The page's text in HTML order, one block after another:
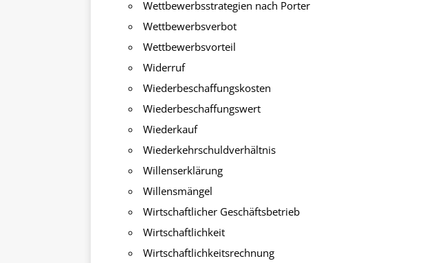
Wettbewerbsstrategien nach Porter
Wettbewerbsverbot
Wettbewerbsvorteil
Widerruf
Wiederbeschaffungskosten
Wiederbeschaffungswert
Wiederkauf
Wiederkehrschuldverhältnis
Willenserklärung
Willensmängel
Wirtschaftlicher Geschäftsbetrieb
Wirtschaftlichkeit
Wirtschaftlichkeitsrechnung